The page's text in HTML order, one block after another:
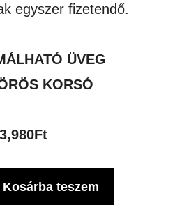
egyszer fizetendő.
ÜVEG
KORSÓ
3,980Ft
Kosárba teszem